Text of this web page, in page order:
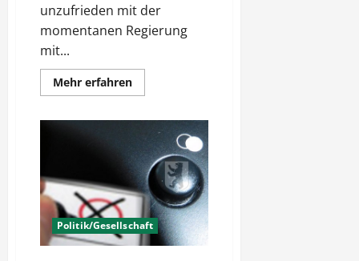
unzufrieden mit der
momentanen Regierung
mit...
Mehr erfahrenMehr
Informationen
gewählt
und
nun?
Politik/Gesellschaft